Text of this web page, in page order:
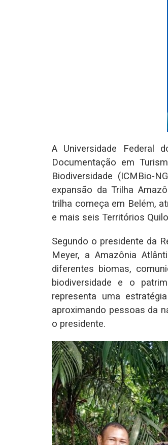
A Universidade Federal
Documentação em
Biodiversidade (ICMBio-
expansão da Trilha
trilha começa em Belém,
e mais seis Territórios
Segundo o presidente da
Meyer, a Amazônia
diferentes biomas,
biodiversidade e o
representa uma
aproximando pessoas da
o presidente.